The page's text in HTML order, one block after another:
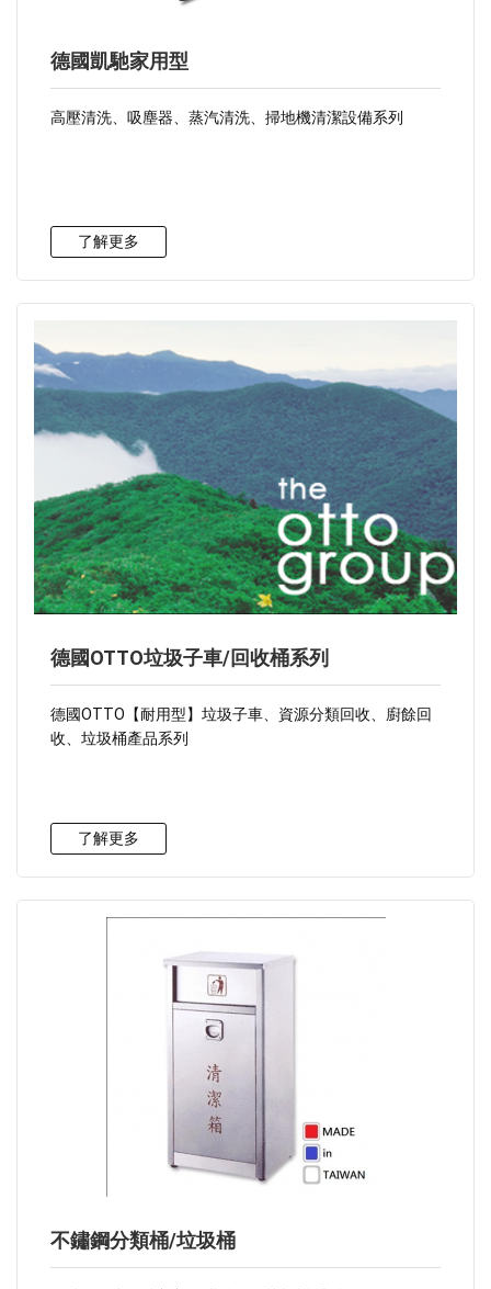
德國凱馳家用型
高壓清洗、吸塵器、蒸汽清洗、掃地機清潔設備系列
了解更多
德國OTTO垃圾子車/回收桶系列
德國OTTO【耐用型】垃圾子車、資源分類回收、廚餘回
收、垃圾桶產品系列
了解更多
不鏽鋼分類桶/垃圾桶